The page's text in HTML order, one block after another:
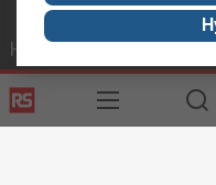
Hyödyllisiä linkkejä
Palvelut
Toimitusvaihtoehdot